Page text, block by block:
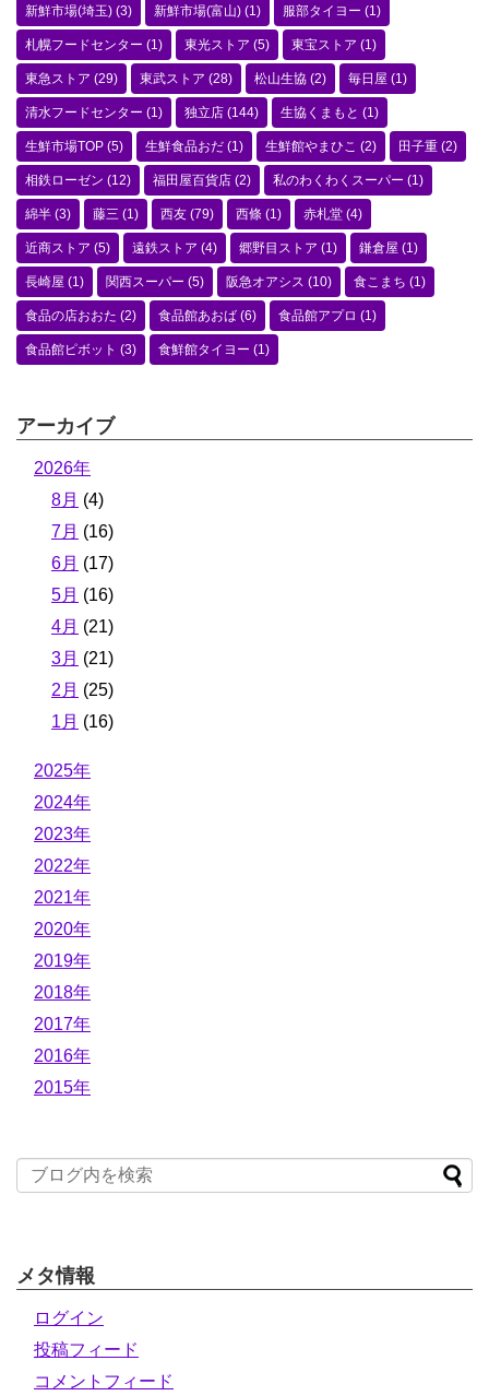
新鮮市場(埼玉) (3) 新鮮市場(富山) (1) 服部タイヨー (1)
札幌フードセンター (1) 東光ストア (5) 東宝ストア (1)
東急ストア (29) 東武ストア (28) 松山生協 (2) 毎日屋 (1)
清水フードセンター (1) 独立店 (144) 生協くまもと (1)
生鮮市場TOP (5) 生鮮食品おだ (1) 生鮮館やまひこ (2) 田子重 (2)
相鉄ローゼン (12) 福田屋百貨店 (2) 私のわくわくスーパー (1)
綿半 (3) 藤三 (1) 西友 (79) 西條 (1) 赤札堂 (4)
近商ストア (5) 遠鉄ストア (4) 郷野目ストア (1) 鎌倉屋 (1)
長崎屋 (1) 関西スーパー (5) 阪急オアシス (10) 食こまち (1)
食品の店おおた (2) 食品館あおば (6) 食品館アプロ (1)
食品館ピボット (3) 食鮮館タイヨー (1)
アーカイブ
2026年
8月 (4)
7月 (16)
6月 (17)
5月 (16)
4月 (21)
3月 (21)
2月 (25)
1月 (16)
2025年
2024年
2023年
2022年
2021年
2020年
2019年
2018年
2017年
2016年
2015年
メタ情報
ログイン
投稿フィード
コメントフィード